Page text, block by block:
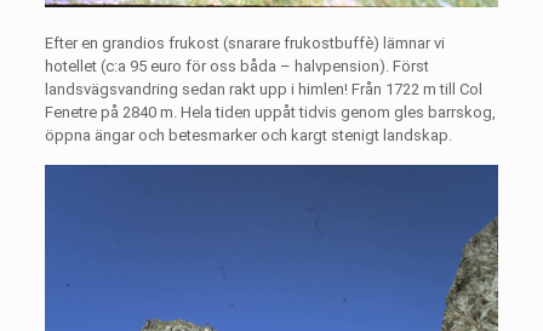
Efter en grandios frukost (snarare frukostbuffè) lämnar vi
hotellet (c:a 95 euro för oss båda – halvpension). Först
landsvägsvandring sedan rakt upp i himlen! Från 1722 m till Col
Fenetre på 2840 m. Hela tiden uppåt tidvis genom gles barrskog,
öppna ängar och betesmarker och kargt stenigt landskap.